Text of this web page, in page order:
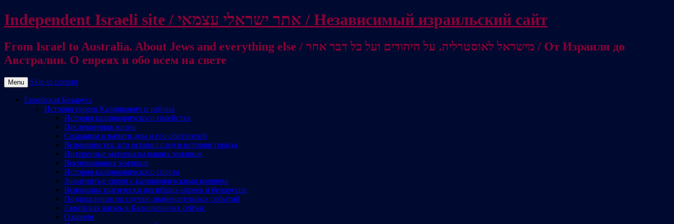
Independent Israeli site / אתר ישראלי עצמאי / Независимый израильский сайт
From Israel to Australia. About Jews and everything else / מישראל לאוסטרליה. על היהודים ועל כל דבר אחר / От Израиля до
Австралии. О евреях и обо всем на свете
Menu Skip to content
Еврейская Беларусь
История евреев Калинкович и района
История калинковичского еврейства
Послевоенная жизнь
Сохраним в памяти дом и его обитателей
Вспомним тех, кто оставил след в истории города
Интересные материалы наших земляков
Воспоминания земляков
История калинковичского спорта
Знаменитые евреи с калинковичскими корнями
Вспомним трагически погибших евреев и белорусов
Поздравления по случаю знаменательных событий
Еврейская жизнь в Калинковичах сейчас
Озаричи